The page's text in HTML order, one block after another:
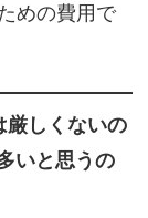
めの費用で
厳しくないの
いと思うの